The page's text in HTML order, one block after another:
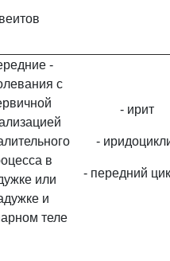
-
с
в
или
и
теле
- ирит
-
- передний